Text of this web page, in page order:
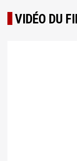
VIDÉO DU